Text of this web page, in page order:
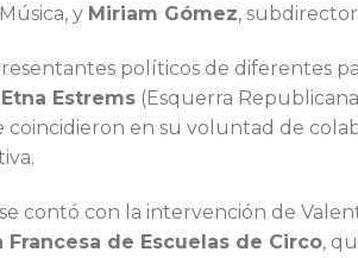
y Miriam Gómez,
políticos de diferentes
Etna Estrems (Esquerra
coincidieron en su voluntad de
contó con la intervención de
Francesa de Escuelas de Circo,